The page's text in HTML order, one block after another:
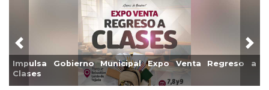
Impulsa Gobierno Municipal Expo Venta Regreso a
Clases
Previous